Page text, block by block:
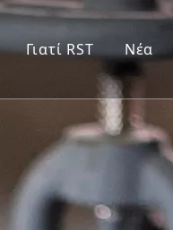
Γιατί RST Νέα